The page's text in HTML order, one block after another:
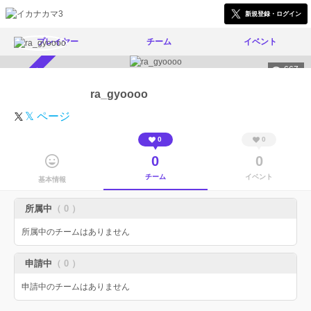
新規登録・ログイン
プレイヤー チーム イベント
667
ra_gyoooo
𝕏 ページ
基本情報
0
0
チーム
0
0
イベント
所属中 （ 0 ）
所属中のチームはありません
申請中 （ 0 ）
申請中のチームはありません